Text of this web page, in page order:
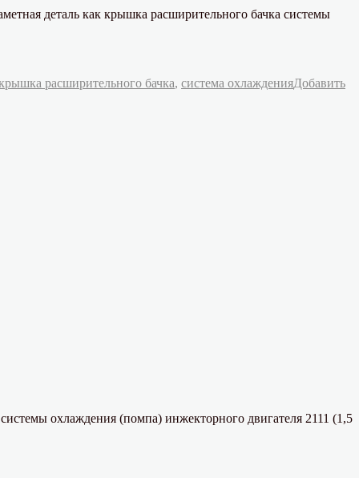
деталь как крышка расширительного бачка системы
расширительного бачка, система охлажденияДобавить
охлаждения (помпа) инжекторного двигателя 2111 (1,5